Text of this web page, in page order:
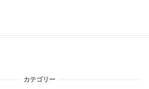
カテゴリー